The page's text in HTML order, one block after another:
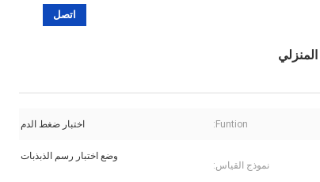
اتصل
Funtion: اختبار ضغط الدم
نموذج القياس:
وضع اختبار رسم الذبذبات